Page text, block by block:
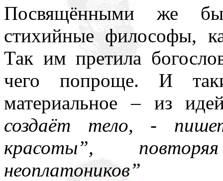
Посвящёнными же
стихийные философы,
Так им претила
чего попроще. И
материальное – из
создаёт тело, -
красоты”,